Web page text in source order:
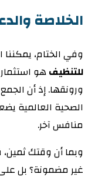
الخلاصة
وفي الختام،
للتنظيفهو
ورونقها. إذ أن الجمع
الصحية العالمية
منافس آخر.
وبما أن وقتك
غير مضمونة؟ بل على